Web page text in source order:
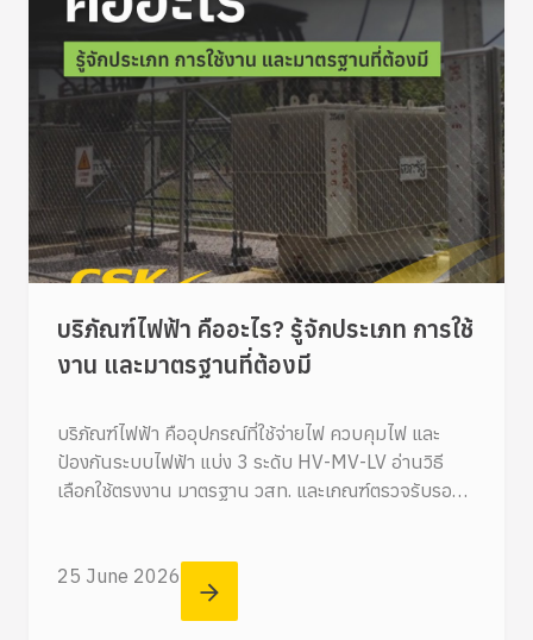
บริภัณฑ์ไฟฟ้า คืออะไร? รู้จักประเภท การใช้
งาน และมาตรฐานที่ต้องมี
บริภัณฑ์ไฟฟ้า คืออุปกรณ์ที่ใช้จ่ายไฟ ควบคุมไฟ และ
ป้องกันระบบไฟฟ้า แบ่ง 3 ระดับ HV-MV-LV อ่านวิธี
เลือกใช้ตรงงาน มาตรฐาน วสท. และเกณฑ์ตรวจรับรอง
25 June 2026